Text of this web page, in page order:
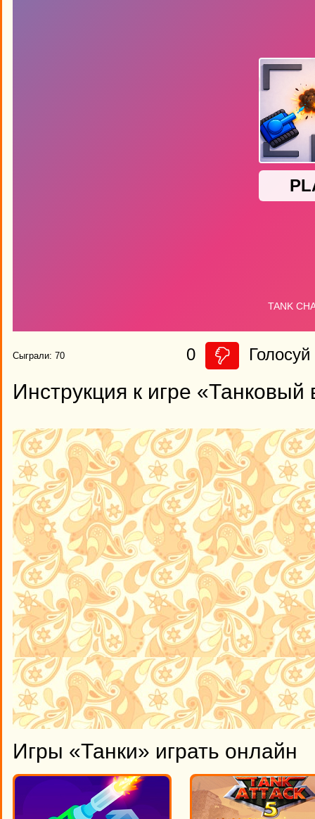
Сыграли: 70 0 Голосуй
Инструкция к игре «Танковый
Игры «Танки» играть онлайн